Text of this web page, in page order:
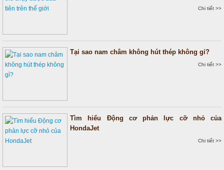
Chi tiết >>
Tại sao nam châm không hút thép không gỉ?
Chi tiết >>
Tìm hiểu Động cơ phản lực cỡ nhỏ của
HondaJet
Chi tiết >>